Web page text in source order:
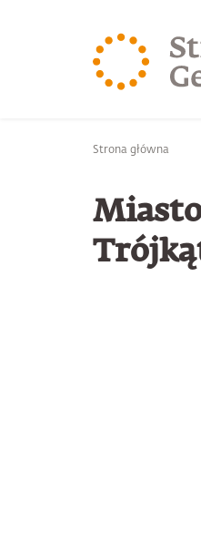
Jesteś tutaj
Strona główna